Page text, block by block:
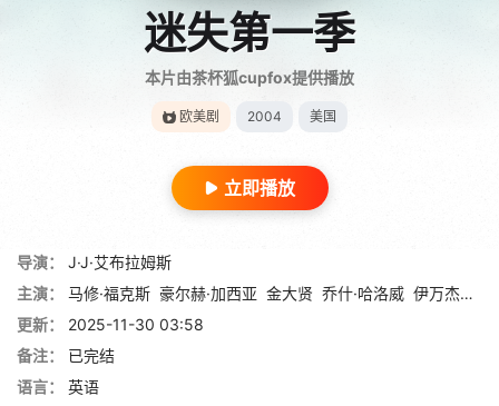
迷失第一季
本片由茶杯狐cupfox提供播放
欧美剧 2004 美国
立即播放
导演：
J·J·艾布拉姆斯
主演：
马修·福克斯 豪尔赫·加西亚 金大贤 乔什·哈洛威 伊万杰琳·莉莉
更新：
2025-11-30 03:58
备注：
已完结
语言：
英语